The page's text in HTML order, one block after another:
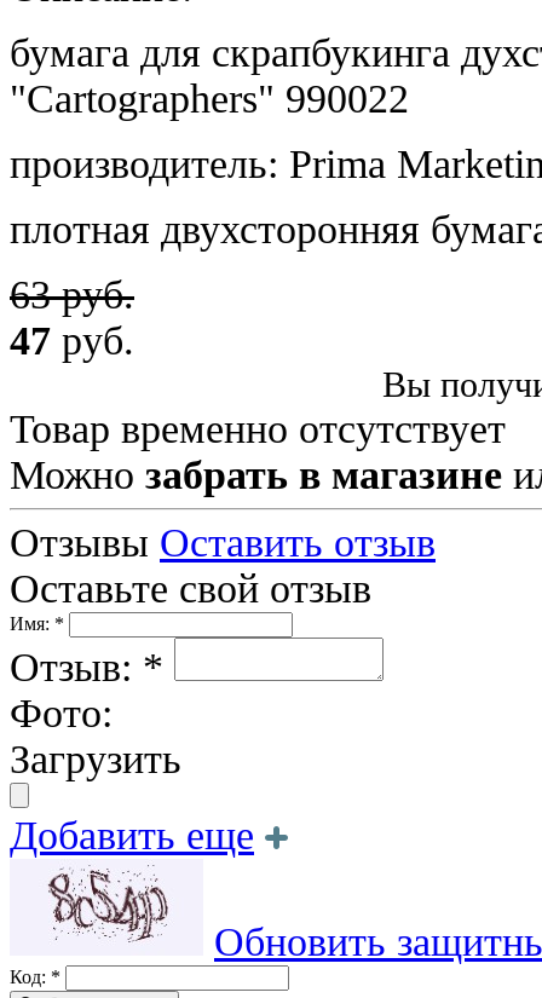
бумага для скрапбукинга
"Cartographers" 990022
производитель: Prima
плотная двухсторонняя
63 руб.
47 руб.
Вы
Товар временно отсутствует
Можно забрать в магазине
Отзывы Оставить отзыв
Оставьте свой отзыв
Имя: *
Отзыв: *
Фото:
Загрузить
Добавить еще
Обновить
Код: *